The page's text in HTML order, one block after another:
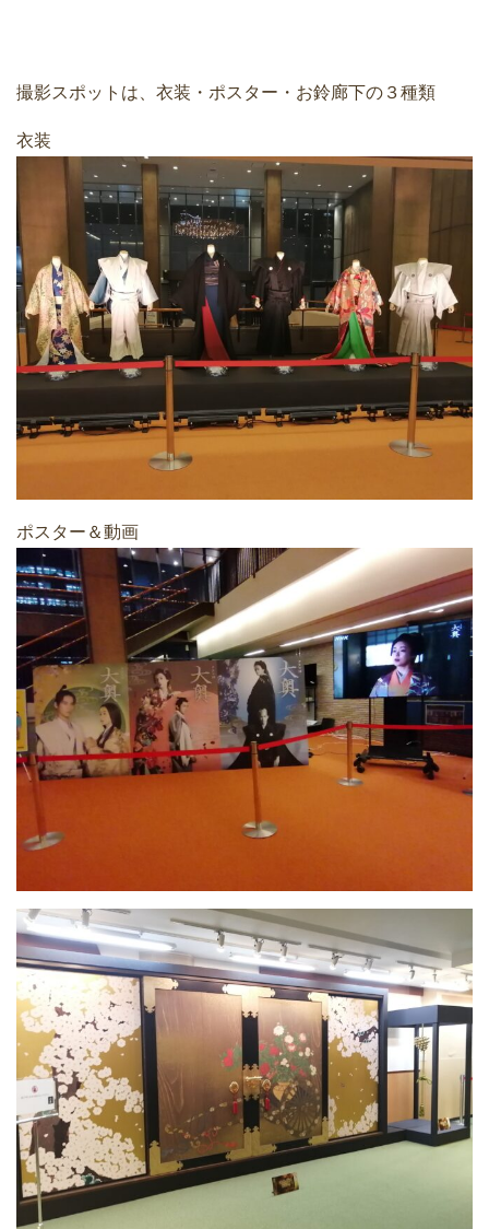
撮影スポットは、衣装・ポスター・お鈴廊下の３種類
衣装
ポスター＆動画